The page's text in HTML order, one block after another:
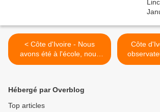
< Côte d'Ivoire - Nous
avons été à l'école, nous
savons comment ils nous
Côte
Hébergé par Overblog
Top articles